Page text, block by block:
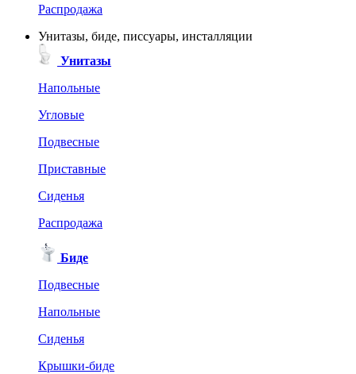
Распродажа
Унитазы, биде, писсуары, инсталляции
Унитазы
Напольные
Угловые
Подвесные
Приставные
Сиденья
Распродажа
Биде
Подвесные
Напольные
Сиденья
Крышки-биде